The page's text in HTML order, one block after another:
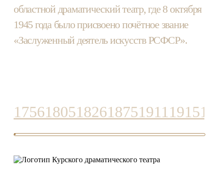
областной драматический театр, где 8 октября
1945 года было присвоено почётное звание
«Заслуженный деятель искусств РСФСР».
17561805182618751911 1915